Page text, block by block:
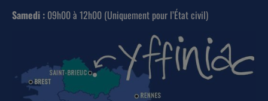
Samedi : 09h00 à 12h00 (Uniquement pour l’État civil)